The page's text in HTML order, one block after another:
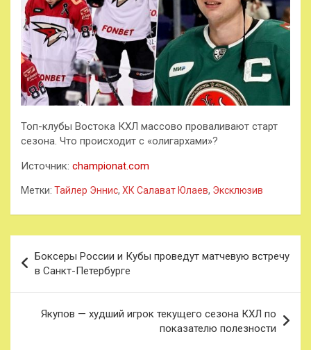
Топ-клубы Востока КХЛ массово проваливают старт
сезона. Что происходит с «олигархами»?
Источник: championat.com
Метки: Тайлер Эннис, ХК Салават Юлаев, Эксклюзив
по
записям
Боксеры России и Кубы проведут матчевую встречу
в Санкт-Петербурге
Якупов — худший игрок текущего сезона КХЛ по
показателю полезности